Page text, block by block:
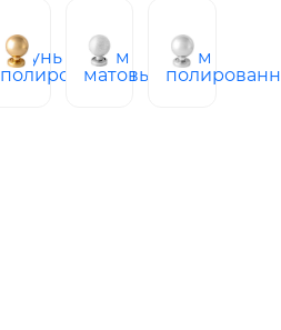
латунь
полированная
хром
матовый
хром